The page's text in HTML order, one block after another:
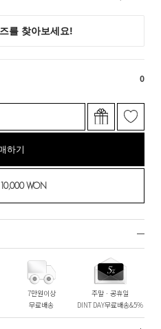
0
하기
7만원이상
무료배송
주말ㆍ공휴일
DINT DAY무료배송&5%